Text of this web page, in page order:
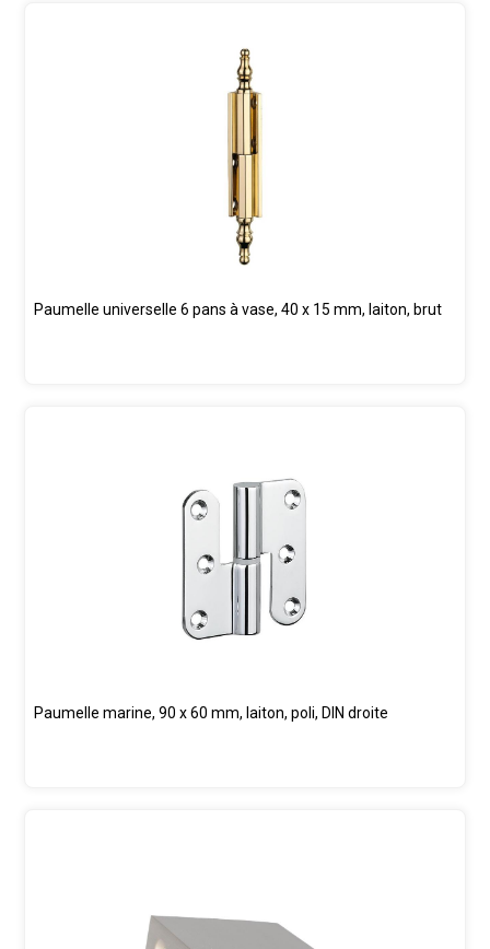
Paumelle universelle 6 pans à vase, 40 x 15 mm, laiton, brut
Paumelle marine, 90 x 60 mm, laiton, poli, DIN droite